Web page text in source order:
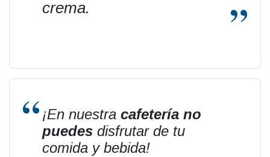
crema.
¡En nuestra cafetería no
puedes disfrutar de tu
comida y bebida!